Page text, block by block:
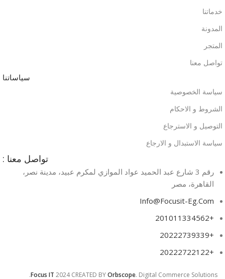
خدماتنا
المدونة
المتجر
تواصل معنا
سياساتنا
سياسة الخصوصية
الشروط و الاحكام
التوصيل و الاسترجاع
سياسة الاستبدال و الارجاع
تواصل معنا :
رقم 3 شارع عبد الحميد عواد الموازي لمكرم عبيد، مدينة نصر،
القاهرة، مصر​
Info@Focusit-Eg.Com
+201011334562
+20222739339
+20222722122
Focus IT 2024 CREATED BYOrbscope. Digital Commerce Solutions.